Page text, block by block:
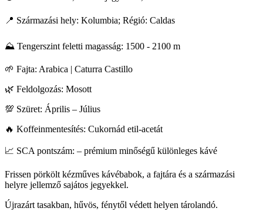
📍 Származási hely: Kolumbia; Régió: Caldas
⛰️ Tengerszint feletti magasság: 1500 - 2100 m
🌱 Fajta: Arabica | Caturra Castillo
🌿 Feldolgozás: Mosott
💯 Szüret: Április – Július
🔥 Koffeinmentesítés: Cukornád etil-acetát
📈 SCA pontszám: – prémium minőségű különleges kávé
Frissen pörkölt kézműves kávébabok, a fajtára és a származási
helyre jellemző sajátos jegyekkel.
Újrazárt tasakban, hűvös, fénytől védett helyen tárolandó.